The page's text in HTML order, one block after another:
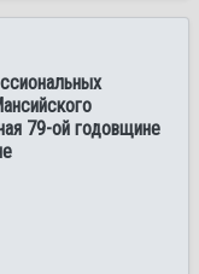
79-ой годовщине